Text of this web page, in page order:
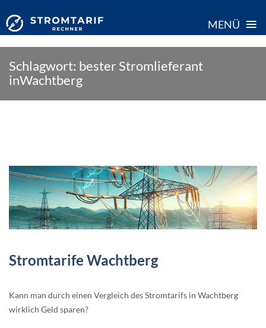
MENÜ ≡
content
Schlagwort: bester Stromlieferant
inWachtberg
Stromtarife Wachtberg
Kann man durch einen Vergleich des Stromtarifs in Wachtberg
wirklich Geld sparen?